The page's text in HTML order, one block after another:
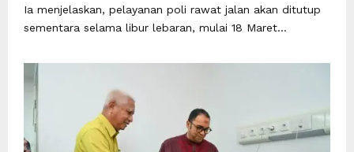
Ia menjelaskan, pelayanan poli rawat jalan akan ditutup
sementara selama libur lebaran, mulai 18 Maret...